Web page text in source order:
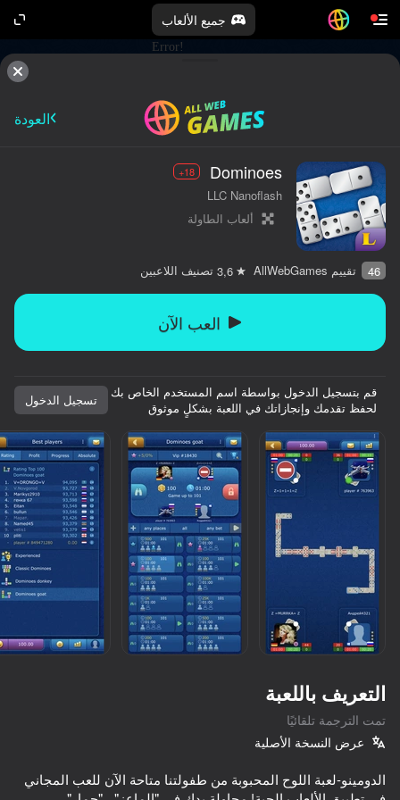
جميع الألعاب
Kozel: Two on Two
Solitaire Classic Klondike
Red Ball Escape
Online
العودة
Dominoes
18+
LLC Nanoflash
ألعاب الطاولة
46 تقييم AllWebGames 3,6 تصنيف اللاعبين
العب الآن
قم بتسجيل الدخول بواسطة اسم المستخدم الخاص بك
لحفظ تقدمك وإنجازاتك في اللعبة بشكلٍ موثوق
تسجيل الدخول
التعريف باللعبة
تمت الترجمة تلقائيًا
عرض النسخة الأصلية
الدومينو-لعبة اللوح المحبوبة من طفولتنا متاحة الآن للعب المجاني